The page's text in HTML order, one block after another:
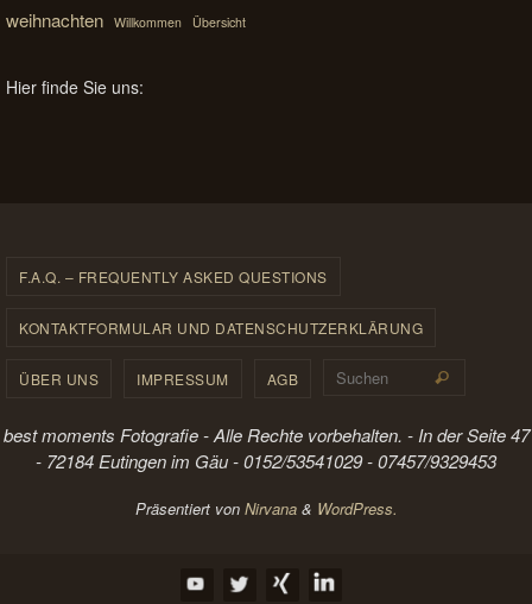
weihnachten Willkommen Übersicht
Hier finde Sie uns:
F.A.Q. – FREQUENTLY ASKED QUESTIONS
KONTAKTFORMULAR UND DATENSCHUTZERKLÄRUNG
ÜBER UNS IMPRESSUM AGB Suchen
best moments Fotografie - Alle Rechte vorbehalten. - In der Seite 47
- 72184 Eutingen im Gäu - 0152/53541029 - 07457/9329453
Präsentiert von Nirvana& WordPress.